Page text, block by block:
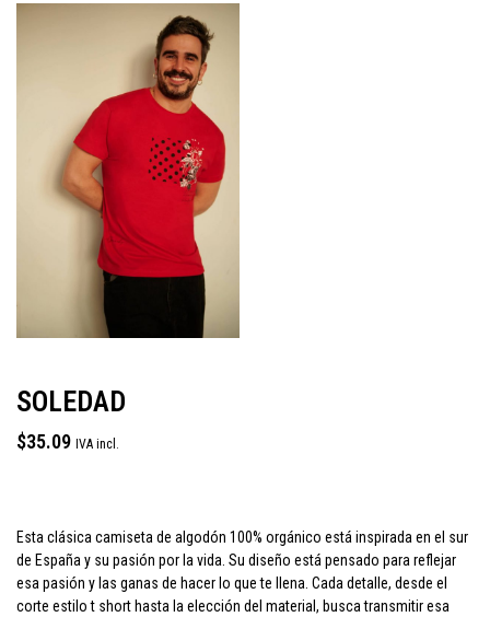
SOLEDAD
$35.09 IVA incl.
Esta clásica camiseta de algodón 100% orgánico está inspirada en el sur
de España y su pasión por la vida. Su diseño está pensado para reflejar
esa pasión y las ganas de hacer lo que te llena. Cada detalle, desde el
corte estilo t short hasta la elección del material, busca transmitir esa